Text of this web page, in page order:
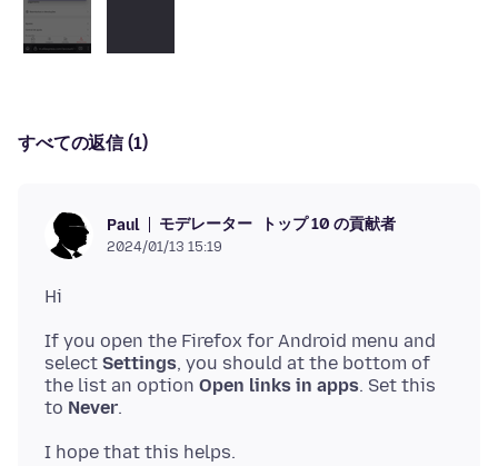
すべての返信 (1)
Paul モデレーター トップ 10 の貢献者
2024/01/13 15:19
If you open the Firefox for Android menu and
select Settings, you should at the bottom of
the list an option Open links in apps. Set this
to Never